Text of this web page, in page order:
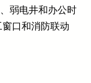
弱电井和办公时
口和消防联动